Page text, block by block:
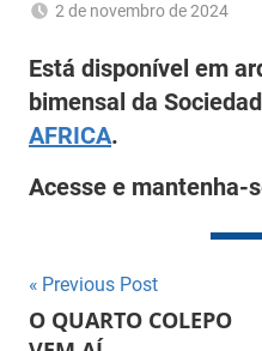
2 de novembro de 2024
Está disponível em
bimensal da
AFRICA.
Acesse e mantenha-
Navegação
de
Previous Post
O QUARTO COLEPO